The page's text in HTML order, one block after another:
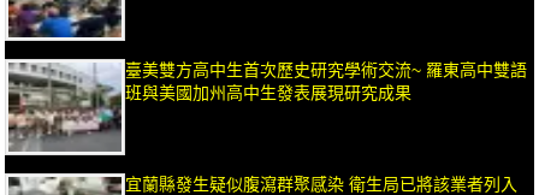
臺美雙方高中生首次歷史研究學術交流~ 羅東高中雙語
班與美國加州高中生發表展現研究成果
宜蘭縣發生疑似腹瀉群聚感染 衛生局已將該業者列入